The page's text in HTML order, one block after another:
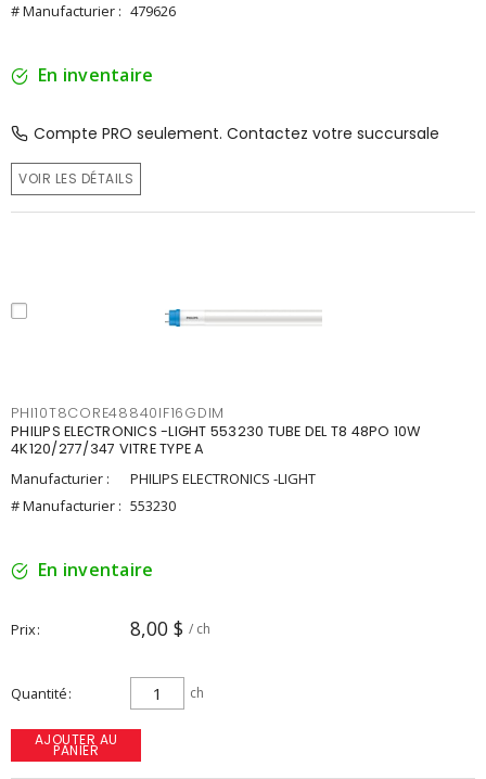
# Manufacturier : 479626
En inventaire
Compte PRO seulement. Contactez votre succursale
VOIR LES DÉTAILS
PHI10T8CORE48840IF16GDIM
PHILIPS ELECTRONICS -LIGHT 553230 TUBE DEL T8 48PO 10W
4K120/277/347 VITRE TYPE A
Manufacturier :
PHILIPS ELECTRONICS -LIGHT
# Manufacturier : 553230
En inventaire
Prix 8,00 $ / ch
Quantité ch
AJOUTER AU
PANIER